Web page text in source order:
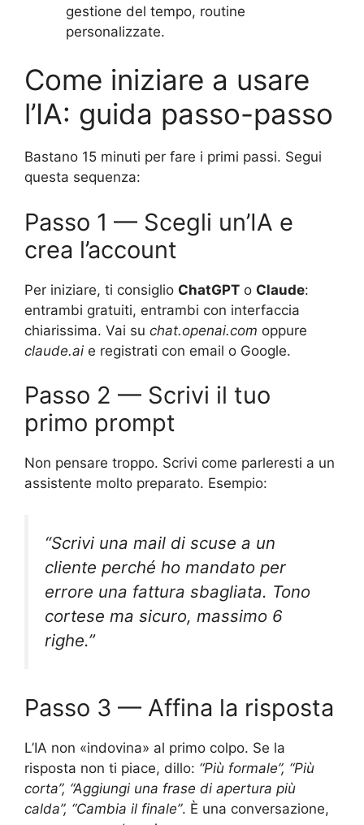
gestione del tempo, routine
personalizzate.
Come iniziare a usare
l’IA: guida passo-passo
Bastano 15 minuti per fare i primi passi. Segui
questa sequenza:
Passo 1 — Scegli un’IA e
crea l’account
Per iniziare, ti consiglio ChatGPT o Claude:
entrambi gratuiti, entrambi con interfaccia
chiarissima. Vai su chat.openai.com oppure
claude.ai e registrati con email o Google.
Passo 2 — Scrivi il tuo
primo prompt
Non pensare troppo. Scrivi come parleresti a un
assistente molto preparato. Esempio:
“Scrivi una mail di scuse a un
cliente perché ho mandato per
errore una fattura sbagliata. Tono
cortese ma sicuro, massimo 6
righe.”
Passo 3 — Affina la risposta
L’IA non «indovina» al primo colpo. Se la
risposta non ti piace, dillo: “Più formale”, “Più
corta”, “Aggiungi una frase di apertura più
calda”, “Cambia il finale”. È una conversazione,